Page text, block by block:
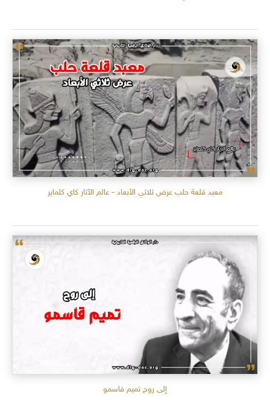
معبد قلعة حلب عرض ثلاثي الأبعاد - عالم الآثار كاي كلماير
إلى روح تميم قاسمو